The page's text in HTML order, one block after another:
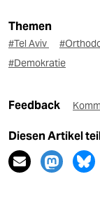
Themen
#Tel Aviv
#Demokratie
Feedback
Diesen Artikel